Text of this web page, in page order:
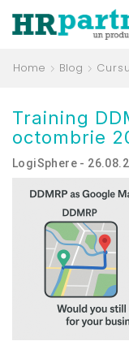
Home Blog
Training
octombrie
LogiSphere -